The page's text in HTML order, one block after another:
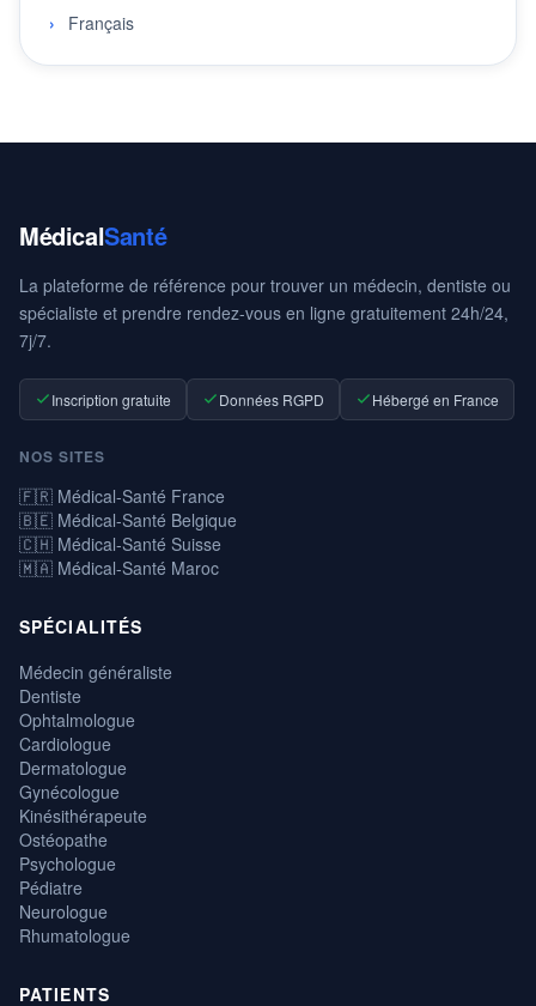
Français
MédicalSanté
La plateforme de référence pour trouver un médecin, dentiste ou
spécialiste et prendre rendez-vous en ligne gratuitement 24h/24,
7j/7.
Inscription gratuite Données RGPD Hébergé en France
NOS SITES
🇫🇷 Médical-Santé France
🇧🇪 Médical-Santé Belgique
🇨🇭 Médical-Santé Suisse
🇲🇦 Médical-Santé Maroc
SPÉCIALITÉS
Médecin généraliste
Dentiste
Ophtalmologue
Cardiologue
Dermatologue
Gynécologue
Kinésithérapeute
Ostéopathe
Psychologue
Pédiatre
Neurologue
Rhumatologue
PATIENTS